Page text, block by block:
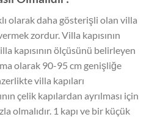
olarak daha gösterişli olan villa
zordur. Villa kapısının
kapısının ölçüsünü belirleyen
olarak 90-95 cm genişliğe
villa kapıları
çelik kapılardan ayrılması için
olmalıdır. 1 kapı ve bir küçük